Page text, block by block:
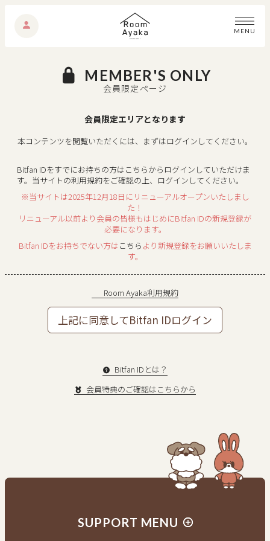
M EN U
新規入会はこちら
会員の方はログイン
MEMBER'S ONLY
会員限定ページ
会員限定エリアとなります
本コンテンツを閲覧いただくには、まずはログインしてください。
Bitfan IDをすでにお持ちの方はこちらからログインしていただけま
す。 当サイトの利用規約をご確認の上、ログインしてください。
※当サイトは2025年12月18日にリニューアルオープンいたしまし
た！
リニューアル以前より会員の皆様もはじめにBitfan IDの新規登録が
必要になります。
Bitfan IDをお持ちでない方はこちら より新規登録をお願いいたしま
す。
Room Ayaka利用規約
上記に同意してBitfan IDログイン
Bitfan IDとは？
会員特典のご確認はこちらから
SUPPORT MENU